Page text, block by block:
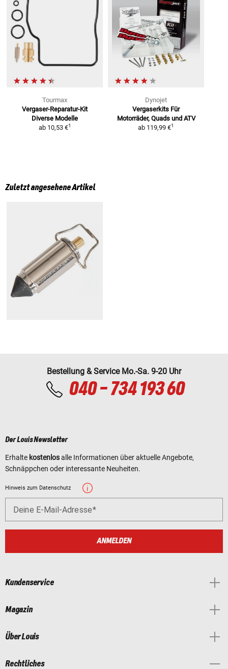
Tourmax
Vergaser-Reparatur-Kit
Diverse Modelle
ab 10,53 €1
Dynojet
Vergaserkits Für
Motorräder, Quads und ATV
ab 119,99 €1
Zuletzt angesehene Artikel
Bestellung & Service Mo.-Sa. 9-20 Uhr
040 - 734 193 60
Der Louis Newsletter
Erhalte kostenlosalle Informationen über aktuelle Angebote,
Schnäppchen oder interessante Neuheiten.
Hinweis zum Datenschutz
Deine E-Mail-Adresse
ANMELDEN
Kundenservice
Magazin
Über Louis
Rechtliches